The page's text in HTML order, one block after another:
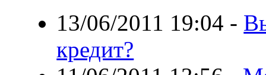
13/06/2011 19:04 -
кредит?